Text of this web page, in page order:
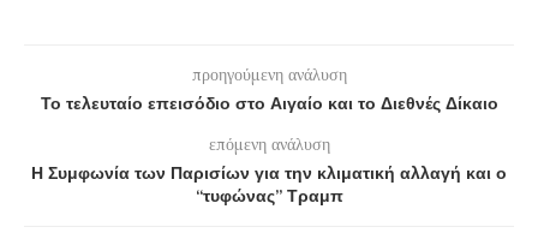
προηγούμενη ανάλυση
Το τελευταίο επεισόδιο στο Αιγαίο και το Διεθνές Δίκαιο
επόμενη ανάλυση
Η Συμφωνία των Παρισίων για την κλιματική αλλαγή και ο
“τυφώνας” Τραμπ